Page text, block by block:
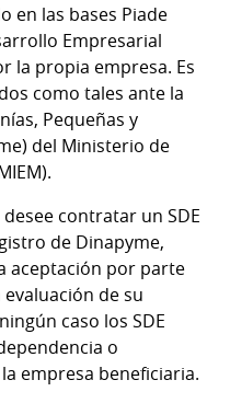
en las bases Piade
Empresarial
la propia empresa. Es
como tales ante la
Pequeñas y
del Ministerio de
contratar un SDE
de Dinapyme,
aceptación por parte
de su
caso los SDE
o
empresa beneficiaria.